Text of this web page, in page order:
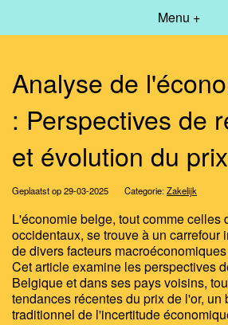
Menu +
Analyse de
: Perspectives de
et évolution du
Geplaatst op 29-03-2025 Categorie:Zakelijk
L'économie belge, tout comme celles
occidentaux, se trouve à un carrefour
de divers facteurs
Cet article examine les perspectives
Belgique et dans ses pays voisins,
tendances récentes du prix de l'or, un
traditionnel de l'incertitude